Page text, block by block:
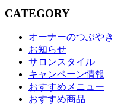
CATEGORY
オーナーのつぶやき
お知らせ
サロンスタイル
キャンペーン情報
おすすめメニュー
おすすめ商品